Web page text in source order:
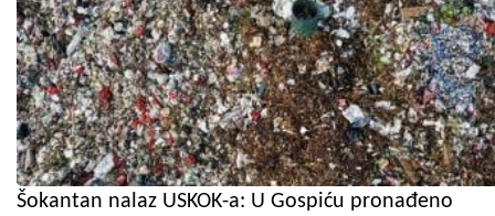
Šokantan nalaz USKOK-a: U Gospiću pronađeno